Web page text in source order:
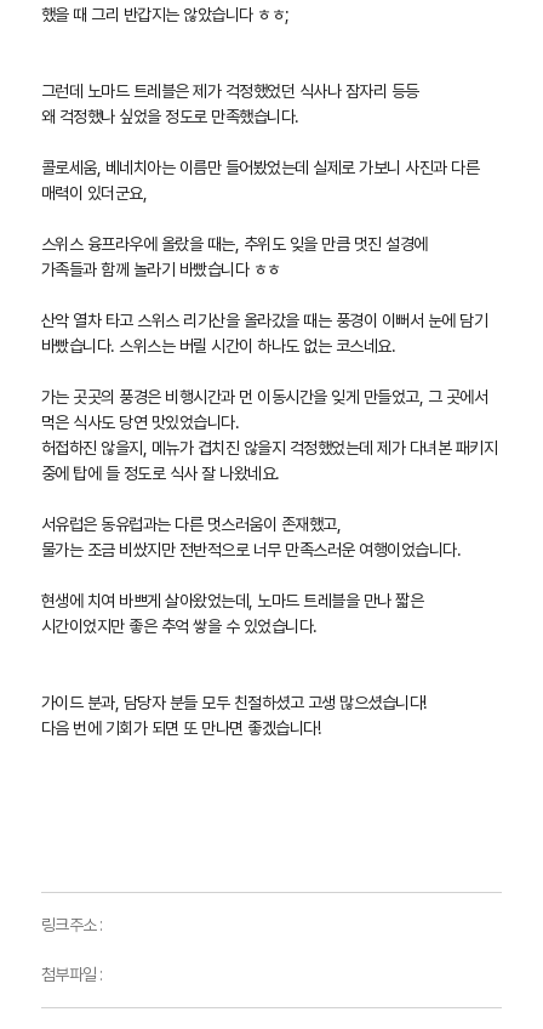
했을 때 그리 반갑지는 않았습니다 ㅎㅎ;
그런데 노마드 트레블은 제가 걱정했었던 식사나 잠자리 등등
왜 걱정했나 싶었을 정도로 만족했습니다.
콜로세움, 베네치아는 이름만 들어봤었는데 실제로 가보니 사진과 다른
매력이 있더군요,
스위스 융프라우에 올랐을 때는, 추위도 잊을 만큼 멋진 설경에
가족들과 함께 놀라기 바빴습니다 ㅎㅎ
산악 열차 타고 스위스 리기산을 올라갔을 때는 풍경이 이뻐서 눈에 담기
바빴습니다. 스위스는 버릴 시간이 하나도 없는 코스네요.
가는 곳곳의 풍경은 비행시간과 먼 이동시간을 잊게 만들었고, 그 곳에서
먹은 식사도 당연 맛있었습니다.
허접하진 않을지, 메뉴가 겹치진 않을지 걱정했었는데 제가 다녀본 패키지
중에 탑에 들 정도로 식사 잘 나왔네요.
서유럽은 동유럽과는 다른 멋스러움이 존재했고,
물가는 조금 비쌌지만 전반적으로 너무 만족스러운 여행이었습니다.
현생에 치여 바쁘게 살아왔었는데, 노마드 트레블을 만나 짧은
시간이었지만 좋은 추억 쌓을 수 있었습니다.
가이드 분과, 담당자 분들 모두 친절하셨고 고생 많으셨습니다!
다음 번에 기회가 되면 또 만나면 좋겠습니다!
링크주소 :
첨부파일 :